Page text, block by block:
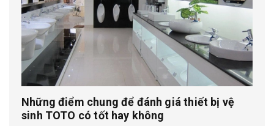
Những điểm chung để đánh giá thiết bị vệ
sinh TOTO có tốt hay không